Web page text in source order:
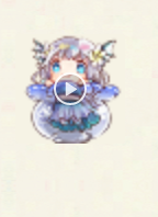
タイ